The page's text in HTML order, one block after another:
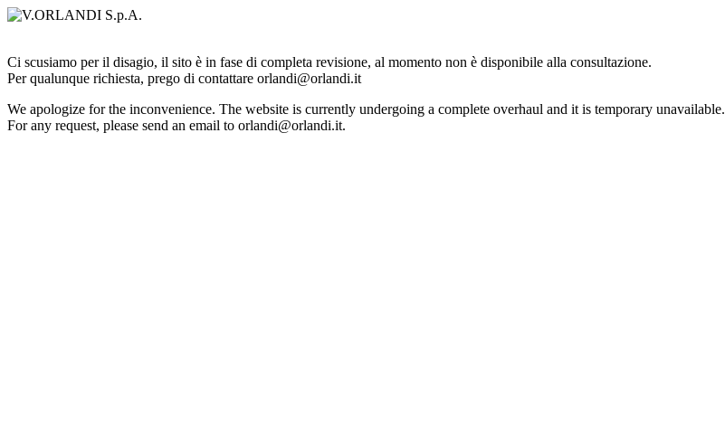
Ci scusiamo per il disagio, il sito è in fase di completa revisione, al momento non è disponibile alla consultazione.
Per qualunque richiesta, prego di contattare orlandi@orlandi.it
We apologize for the inconvenience. The website is currently undergoing a complete overhaul and it is temporary unavailable.
For any request, please send an email to orlandi@orlandi.it.